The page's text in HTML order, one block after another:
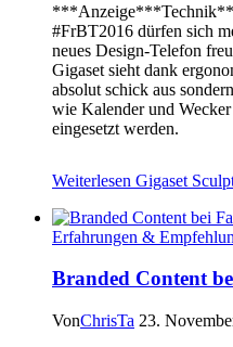
#FrBT2016 dürfen sich
neues Design-Telefon
Gigaset sieht dank
absolut schick aus
wie Kalender und
eingesetzt werden.
Weiterlesen Gigaset
Erfahrungen &
Branded Content
VonChrisTa 23.